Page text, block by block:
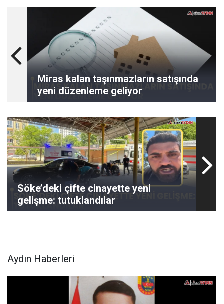
Miras kalan taşınmazların satışında
yeni düzenleme geliyor
Söke’deki çifte cinayette yeni
gelişme: tutuklandılar
Aydın Haberleri